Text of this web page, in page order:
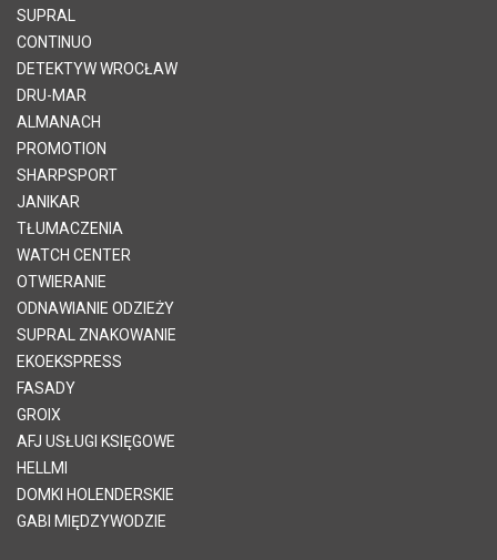
SUPRAL
CONTINUO
DETEKTYW WROCŁAW
DRU-MAR
ALMANACH
PROMOTION
SHARPSPORT
JANIKAR
TŁUMACZENIA
WATCH CENTER
OTWIERANIE
ODNAWIANIE ODZIEŻY
SUPRAL ZNAKOWANIE
EKOEKSPRESS
FASADY
GROIX
AFJ USŁUGI KSIĘGOWE
HELLMI
DOMKI HOLENDERSKIE
GABI MIĘDZYWODZIE